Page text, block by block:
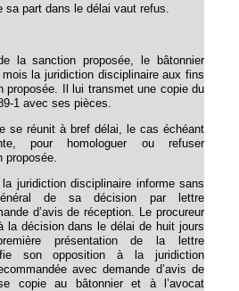
sa part dans le délai vaut refus.
la sanction proposée, le bâtonnier
la juridiction disciplinaire aux fins
proposée. Il lui transmet une copie du
1 avec ses pièces.
se réunit à bref délai, le cas échéant
pour homologuer ou refuser
proposée.
la juridiction disciplinaire informe sans
de sa décision par lettre
d’avis de réception. Le procureur
la décision dans le délai de huit jours
présentation de la lettre
son opposition à la juridiction
avec demande d’avis de
copie au bâtonnier et à l’avocat